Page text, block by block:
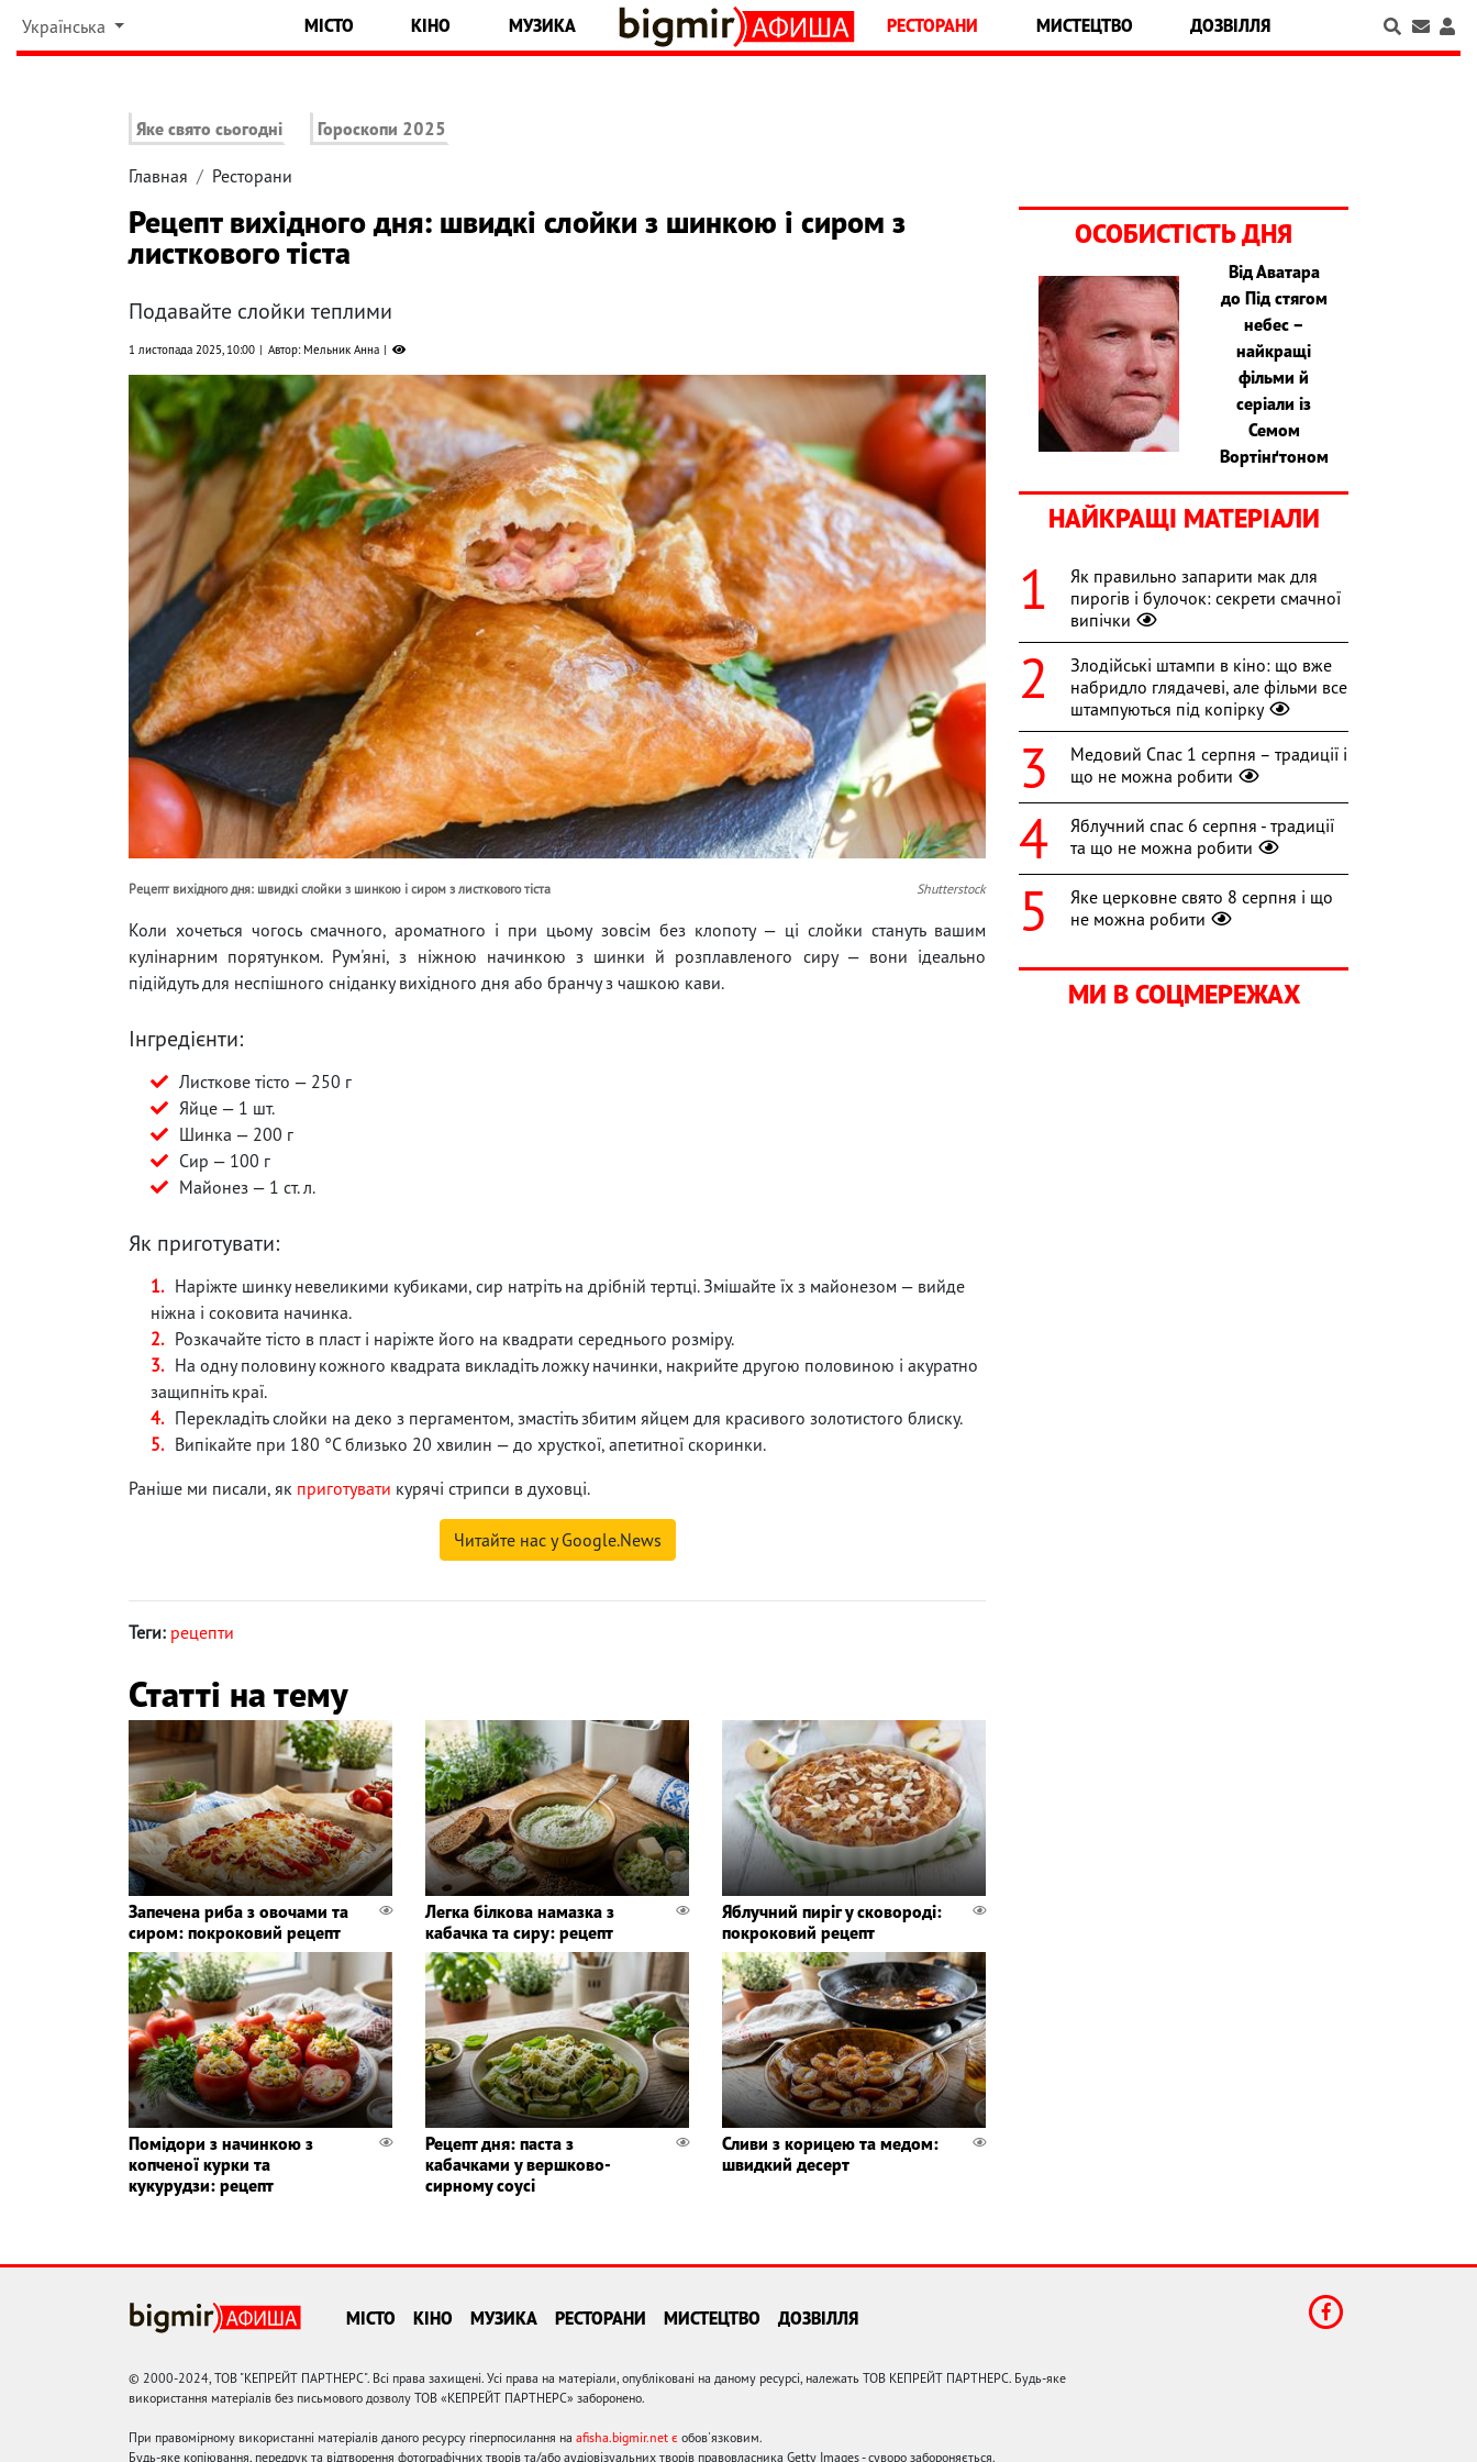
Українська МІСТО КІНО МУЗИКА РЕСТОРАНИ МИСТЕЦТВО ДОЗВІЛЛЯ
Яке свято сьогодні Гороскопи 2025
Главная Ресторани
Рецепт вихідного дня: швидкі слойки з шинкою і сиром з
листкового тіста
Подавайте слойки теплими
1 листопада 2025, 10:00 Автор: Мельник Анна
Рецепт вихідного дня: швидкі слойки з шинкою і сиром з листкового тіста Shutterstock
Коли хочеться чогось смачного, ароматного і при цьому зовсім без клопоту — ці слойки стануть вашим
кулінарним порятунком. Рум'яні, з ніжною начинкою з шинки й розплавленого сиру — вони ідеально
підійдуть для неспішного сніданку вихідного дня або бранчу з чашкою кави.
Інгредієнти:
Листкове тісто — 250 г
Яйце — 1 шт.
Шинка — 200 г
Сир — 100 г
Майонез — 1 ст. л.
Як приготувати:
Наріжте шинку невеликими кубиками, сир натріть на дрібній тертці. Змішайте їх з майонезом — вийде
ніжна і соковита начинка.
Розкачайте тісто в пласт і наріжте його на квадрати середнього розміру.
На одну половину кожного квадрата викладіть ложку начинки, накрийте другою половиною і акуратно
защипніть краї.
Перекладіть слойки на деко з пергаментом, змастіть збитим яйцем для красивого золотистого блиску.
Випікайте при 180 °C близько 20 хвилин — до хрусткої, апетитної скоринки.
Раніше ми писали, як приготувати курячі стрипси в духовці.
Читайте нас у Google.News
Теги: рецепти
Статті на тему
Запечена риба з овочами та
сиром: покроковий рецепт
Легка білкова намазка з
кабачка та сиру: рецепт
Яблучний пиріг у сковороді:
покроковий рецепт
Помідори з начинкою з
копченої курки та
кукурудзи: рецепт
Рецепт дня: паста з
кабачками у вершково-
сирному соусі
Сливи з корицею та медом:
швидкий десерт
ОСОБИСТІСТЬ ДНЯ
Від Аватара
до Під стягом
небес –
найкращі
фільми й
серіали із
Семом
Вортінґтоном
НАЙКРАЩІ МАТЕРІАЛИ
Як правильно запарити мак для
пирогів і булочок: секрети смачної
випічки
Злодійські штампи в кіно: що вже
набридло глядачеві, але фільми все
штампуються під копірку
Медовий Спас 1 серпня – традиції і
що не можна робити
Яблучний спас 6 серпня - традиції
та що не можна робити
Яке церковне свято 8 серпня і що
не можна робити
МИ В СОЦМЕРЕЖАХ
МІСТО КІНО МУЗИКА РЕСТОРАНИ МИСТЕЦТВО ДОЗВІЛЛЯ
© 2000-2024, ТОВ "КЕПРЕЙТ ПАРТНЕРС". Всі права захищені. Усі права на матеріали, опубліковані на даному ресурсі, належать ТОВ КЕПРЕЙТ ПАРТНЕРС. Будь-яке
використання матеріалів без письмового дозволу ТОВ «КЕПРЕЙТ ПАРТНЕРС» заборонено.
При правомірному використанні матеріалів даного ресурсу гіперпосилання на afisha.bigmir.net є обов'язковим.
Будь-яке копіювання, передрук та відтворення фотографічних творів та/або аудіовізуальних творів правовласника Getty Images - суворо забороняється.